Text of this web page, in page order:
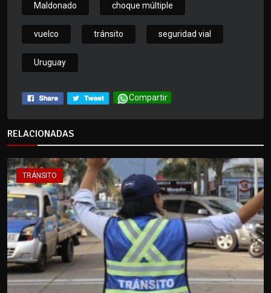
Maldonado choque múltiple
vuelco tránsito seguridad vial
Uruguay
Compartir
RELACIONADAS
TRÁNSITO